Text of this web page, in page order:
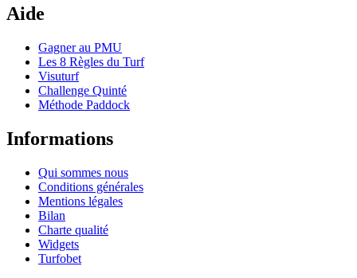
Aide
Gagner au PMU
Les 8 Règles du Turf
Visuturf
Challenge Quinté
Méthode Paddock
Informations
Qui sommes nous
Conditions générales
Mentions légales
Bilan
Charte qualité
Widgets
Turfobet